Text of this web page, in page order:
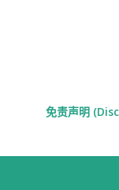
免责声明